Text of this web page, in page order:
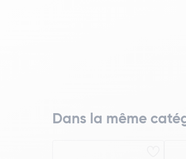
Dans la même